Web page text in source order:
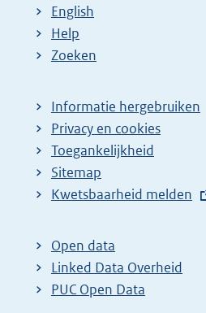
English
Help
Zoeken
Informatie hergebruiken
Privacy en cookies
Toegankelijkheid
Sitemap
E
t
e
r
Kwetsbaarheid melden
Open data
Linked Data Overheid
PUC Open Data